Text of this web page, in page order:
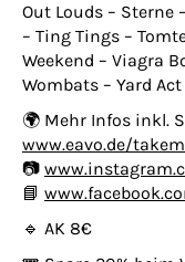
Out Louds – Sterne
– Ting Tings –
Weekend – Viagra
Wombats – Yard Act
🌍 Mehr Infos inkl.
www.eavo.de/
📷
📘
🔹 AK 8€